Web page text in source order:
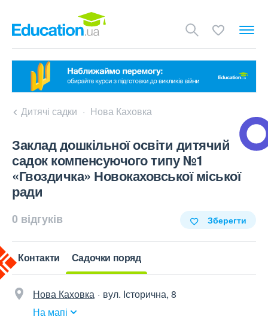
Дитячі садки Нова Каховка
Заклад дошкільної освіти дитячий
садок компенсуючого типу №1
«Гвоздичка» Новокаховської міської
ради
0 відгуків Зберегти
Контакти Садочки поряд
Нова Каховка
вул. Історична, 8
На мапі